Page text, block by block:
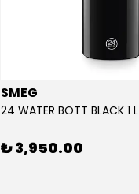
SMEG
24 WATER BOTT BLACK 1 L
₺ 3,950.00